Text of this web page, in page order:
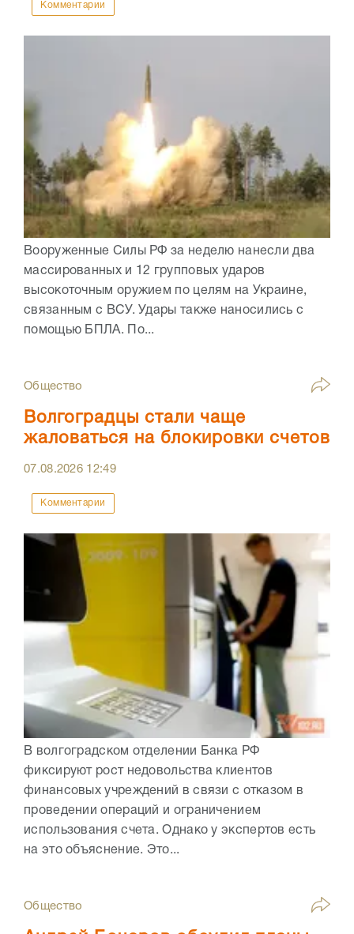
Комментарии
Вооруженные Силы РФ за неделю нанесли два
массированных и 12 групповых ударов
высокоточным оружием по целям на Украине,
связанным с ВСУ. Удары также наносились с
помощью БПЛА. По...
Общество
Волгоградцы стали чаще
жаловаться на блокировки счетов
07.08.2026 12:49
Комментарии
В волгоградском отделении Банка РФ
фиксируют рост недовольства клиентов
финансовых учреждений в связи с отказом в
проведении операций и ограничением
использования счета. Однако у экспертов есть
на это объяснение. Это...
Общество